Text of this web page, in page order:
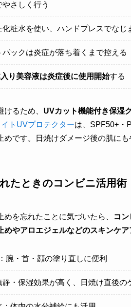
さしく行う
粧水を使い、ハンドプレスでなじ
パックは炎症が落ち着くまで控える
り美容液は炎症後に使用開始する
るため、 UVカット機能付き保湿
トUVプロテクターは、SPF50+・
めです。日焼けダメージ後の肌に
たときのコンビニ活用術
めを忘れたことに気づいたら、 コ
めやアロエジェルなどのスキンケア
腕・首・顔の塗り直しに便利
・保湿効果が高く、日焼け直後の